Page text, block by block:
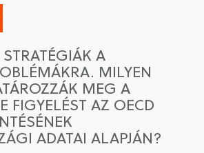
A
MILYEN
MEG A
FIGYELÉST AZ OECD
ADATAI ALAPJÁN?